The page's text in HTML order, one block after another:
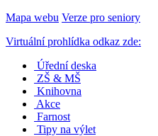
Mapa webu Verze pro seniory
Virtuální prohlídka odkaz zde:
Úřední deska
ZŠ & MŠ
Knihovna
Akce
Farnost
Tipy na výlet